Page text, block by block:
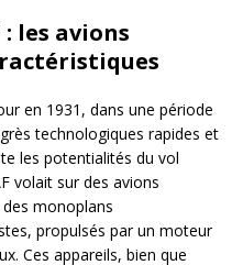
: les avions
en 1931, dans une période
technologiques rapides et
les potentialités du vol
volait sur des avions
des monoplans
propulsés par un moteur
Ces appareils, bien que